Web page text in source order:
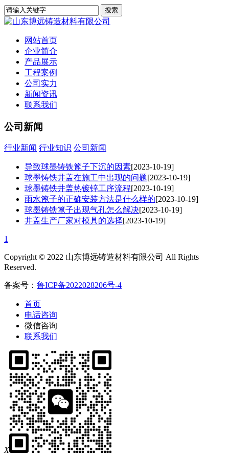
网站首页
企业简介
产品展示
工程案例
公司实力
新闻资讯
联系我们
公司新闻
行业新闻 行业知识 公司新闻
导致球墨铸铁篦子下沉的因素[2023-10-19]
球墨铸铁井盖在施工中出现的问题[2023-10-19]
球墨铸铁井盖热镀锌工序流程[2023-10-19]
雨水篦子的正确安装方法是什么样的[2023-10-19]
球墨铸铁篦子出现气孔怎么解决[2023-10-19]
井盖生产厂家对模具的选择[2023-10-19]
1
Copyright © 2022 山东博远铸造材料有限公司 All Rights
Reserved.
备案号： 鲁ICP备2022028206号-4
首页
电话咨询
微信咨询
联系我们
X